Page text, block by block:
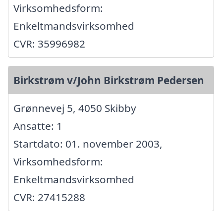
Virksomhedsform:
Enkeltmandsvirksomhed
CVR: 35996982
Birkstrøm v/John Birkstrøm Pedersen
Grønnevej 5, 4050 Skibby
Ansatte: 1
Startdato: 01. november 2003,
Virksomhedsform:
Enkeltmandsvirksomhed
CVR: 27415288